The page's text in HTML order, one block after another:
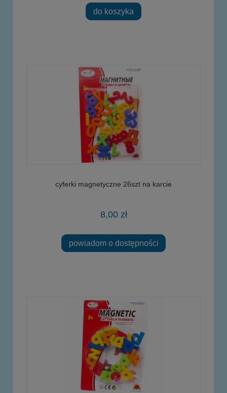
do koszyka
cyferki magnetyczne 26szt na karcie
8,00 zł
powiadom o dostępności